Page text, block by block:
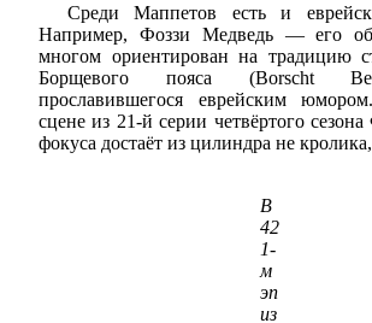
Среди Маппетов есть и
Например, Фоззи Медведь — его
многом ориентирован на традицию
Борщевого пояса (Borscht
прославившегося еврейским
сцене из 21-й серии четвёртого
фокуса достаёт из цилиндра не
В
42
1-
м
эп
из